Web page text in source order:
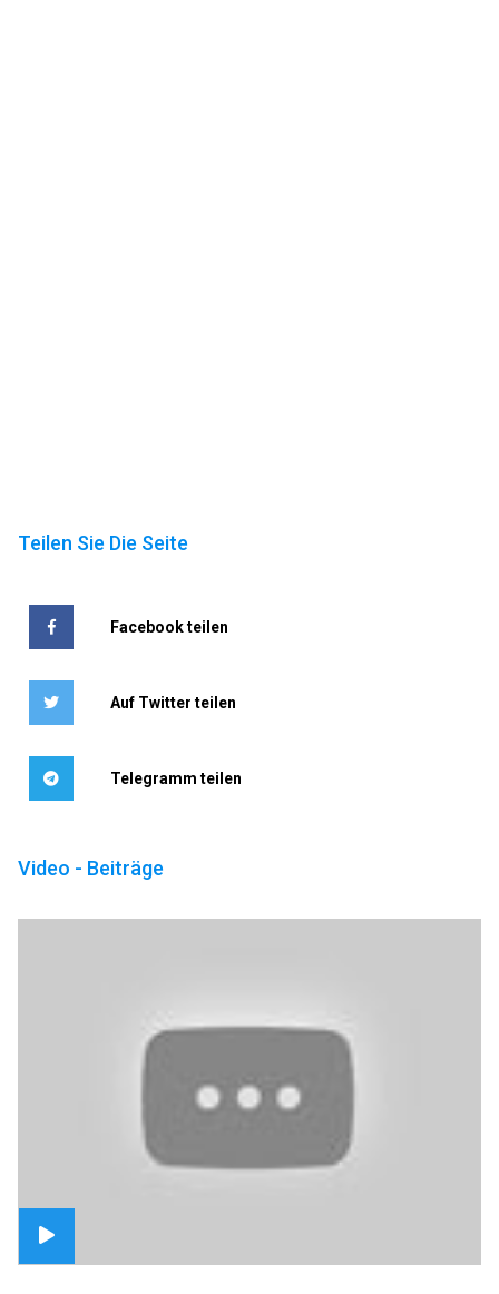
Teilen Sie Die Seite
Facebook teilen
Auf Twitter teilen
Telegramm teilen
Video - Beiträge